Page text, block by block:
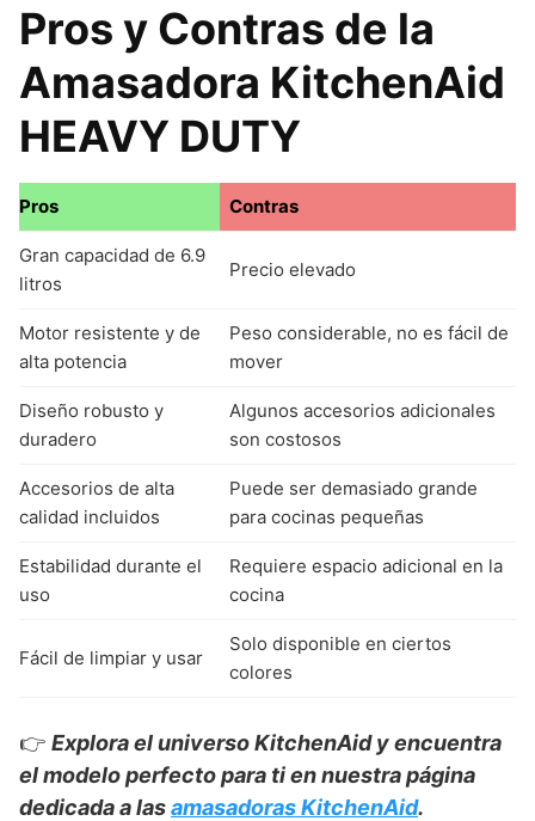
Pros y Contras de la
Amasadora KitchenAid
HEAVY DUTY
Pros Contras
Gran capacidad de 6.9
litros
Precio elevado
Motor resistente y de
alta potencia
Peso considerable, no es fácil de
mover
Diseño robusto y
duradero
Algunos accesorios adicionales
son costosos
Accesorios de alta
calidad incluidos
Puede ser demasiado grande
para cocinas pequeñas
Estabilidad durante el
uso
Requiere espacio adicional en la
cocina
Fácil de limpiar y usar
Solo disponible en ciertos
colores
👉 Explora el universo KitchenAid y encuentra
el modelo perfecto para ti en nuestra página
dedicada a lasamasadoras KitchenAid.